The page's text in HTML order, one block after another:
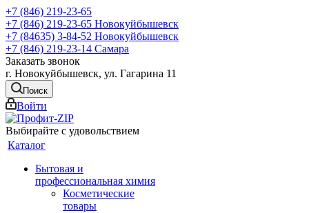
+7 (846) 219-23-65
+7 (846) 219-23-65 Новокуйбышевск
+7 (84635) 3-84-52 Новокуйбышевск
+7 (846) 219-23-14 Самара
Заказать звонок
г. Новокуйбышевск, ул. Гагарина 11
Поиск
Войти
Выбирайте с удовольствием
Каталог
Бытовая и
профессиональная химия
Косметические
товары